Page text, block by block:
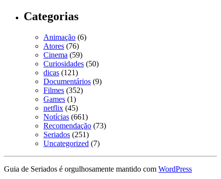
Categorias
Animação (6)
Atores (76)
Cinema (59)
Curiosidades (50)
dicas (121)
Documentários (9)
Filmes (352)
Games (1)
netflix (45)
Notícias (661)
Recomendação (73)
Seriados (251)
Uncategorized (7)
Guia de Seriados é orgulhosamente mantido com WordPress